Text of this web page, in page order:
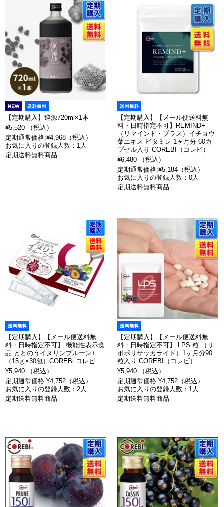
【定期購入】巡源720ml×1本
¥5,520 （税込）
定期通常価格:¥4,968（税込）
お気に入りの登録人数：1人
定期送料無料商品
【定期購入】【メール便送料無
料・日時指定不可】REMIND+
（リマインド・プラス）イチョウ
葉エキス ビタミン 1ヶ月分 60カ
プセル入り COREBI（コレビ）
¥6,480 （税込）
定期通常価格:¥5,184（税込）
お気に入りの登録人数：0人
定期送料無料商品
【定期購入】【メール便送料無
料・日時指定不可】 機能性表示食
品 ととのうイヌリンプルーン+
（15ｇ×30包）COREBi コレビ
¥5,940 （税込）
定期通常価格:¥4,752（税込）
お気に入りの登録人数：2人
定期送料無料商品
【定期購入】【メール便送料無
料・日時指定不可】 LPS 粒 （リ
ポポリサッカライド）1ヶ月分90
粒入り COREBI（コレビ）
¥5,940 （税込）
定期通常価格:¥4,752（税込）
お気に入りの登録人数：1人
定期送料無料商品